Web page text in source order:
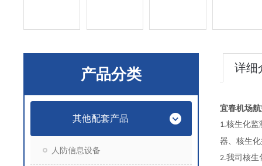
产品分类
其他配套产品
人防信息设备
详细
宜春机场
1.核生化监
器、核生
2.我司核生